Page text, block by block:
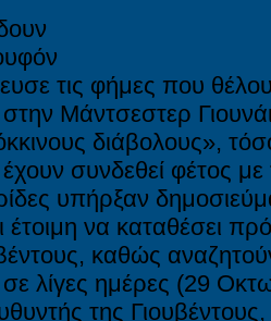
τις φήμες που
Μάντσεστερ
διάβολους»,
συνδεθεί φέτος με
υπήρξαν
έτοιμη να καταθέσει
καθώς
λίγες ημέρες (29
της